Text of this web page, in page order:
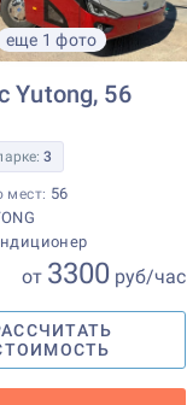
еще 1 фото
Yutong, 56
3
мест: 56
от 3300 руб/час